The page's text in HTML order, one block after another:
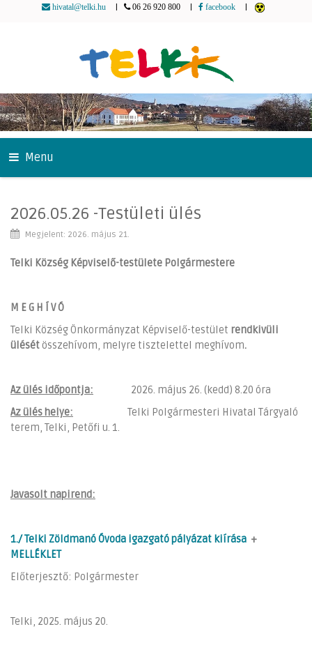
hivatal@telki.hu 06 26 920 800 facebook
Menu
2026.05.26 -Testületi ülés
Megjelent: 2026. május 21.
Telki Község Képviselő-testülete Polgármestere
M E G H Í V Ó
Telki Község Önkormányzat Képviselő-testület rendkivüli
ülésétösszehívom, melyre tisztelettel meghívom.
Az ülés időpontja: 2026. május 26. (kedd) 8.20 óra
Az ülés helye: Telki Polgármesteri Hivatal Tárgyaló
terem, Telki, Petőfi u. 1.
Javasolt napirend:
1./ Telki Zöldmanó Óvoda igazgató pályázat kiírása +
MELLÉKLET
Előterjesztő: Polgármester
Telki, 2025. május 20.